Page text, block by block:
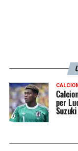
per
Suzuki